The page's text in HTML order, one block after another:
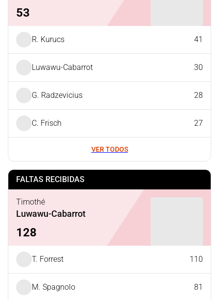
53
R. Kurucs 41
Luwawu-Cabarrot 30
G. Radzevicius 28
C. Frisch 27
VER TODOS
FALTAS RECIBIDAS
Timothé
Luwawu-Cabarrot
128
T. Forrest 110
M. Spagnolo 81